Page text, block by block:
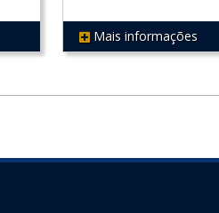
REF 69
Mais informações